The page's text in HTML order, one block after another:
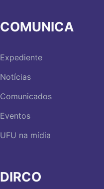
COMUNICA
Expediente
Notícias
Comunicados
Eventos
UFU na mídia
DIRCO